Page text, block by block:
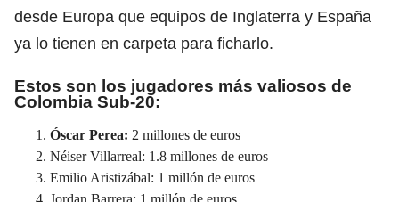
desde Europa que equipos de Inglaterra y España
ya lo tienen en carpeta para ficharlo.
Estos son los jugadores más valiosos de
Colombia Sub-20:
Óscar Perea: 2 millones de euros
Néiser Villarreal: 1.8 millones de euros
Emilio Aristizábal: 1 millón de euros
Jordan Barrera: 1 millón de euros